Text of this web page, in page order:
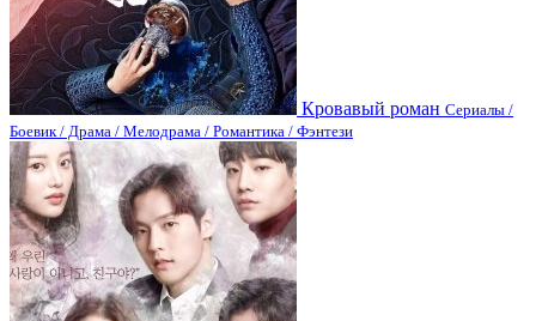
Кровавый роман Сериалы /
Боевик / Драма / Мелодрама / Романтика / Фэнтези